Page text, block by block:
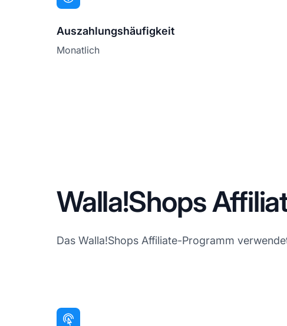
Auszahlungshäufigkeit
Monatlich
Walla!Shops
Das Walla!Shops Affiliate-Programm